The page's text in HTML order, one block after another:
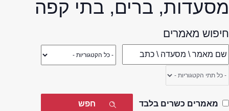
מסעדות, ברים, בתי קפה
חיפוש מאמרים
מאמרים כשרים בלבד